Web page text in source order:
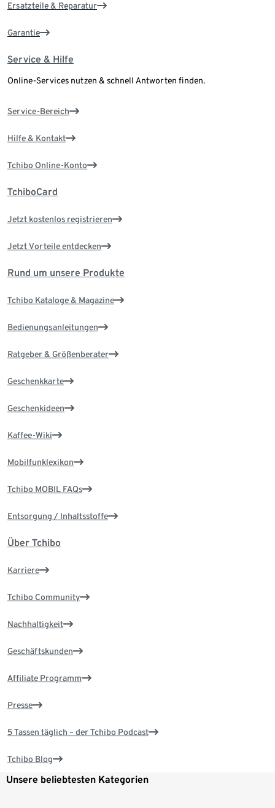
Ersatzteile & Reparatur
Garantie
Service & Hilfe
Online-Services nutzen & schnell Antworten finden.
Service-Bereich
Hilfe & Kontakt
Tchibo Online-Konto
TchiboCard
Jetzt kostenlos registrieren
Jetzt Vorteile entdecken
Rund um unsere Produkte
Tchibo Kataloge & Magazine
Bedienungsanleitungen
Ratgeber & Größenberater
Geschenkkarte
Geschenkideen
Kaffee-Wiki
Mobilfunklexikon
Tchibo MOBIL FAQs
Entsorgung / Inhaltsstoffe
Über Tchibo
Karriere
Tchibo Community
Nachhaltigkeit
Geschäftskunden
Affiliate Programm
Presse
5 Tassen täglich – der Tchibo Podcast
Tchibo Blog
Unsere beliebtesten Kategorien